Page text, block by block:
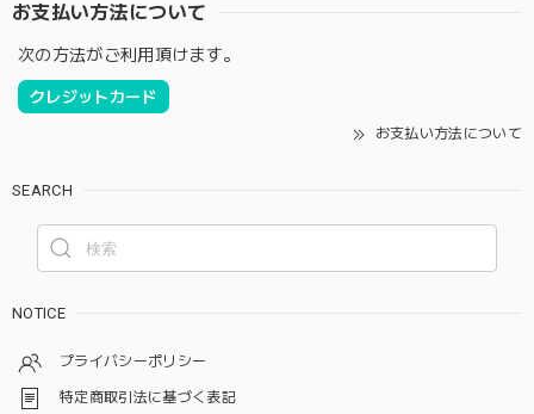
お支払い方法について
次の方法がご利用頂けます。
クレジットカード
お支払い方法について
SEARCH
NOTICE
プライバシーポリシー
特定商取引法に基づく表記